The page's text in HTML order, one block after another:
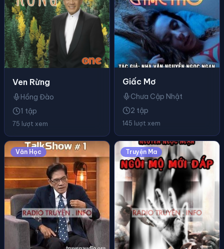
Ven Rừng
Hồng Đào
1 tập
75 lượt xem
Giấc Mơ
Chưa Cập Nhật
2 tập
145 lượt xem
Văn Học Truyện Ma